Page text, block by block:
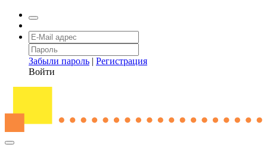
Забыли пароль | Регистрация
Войти